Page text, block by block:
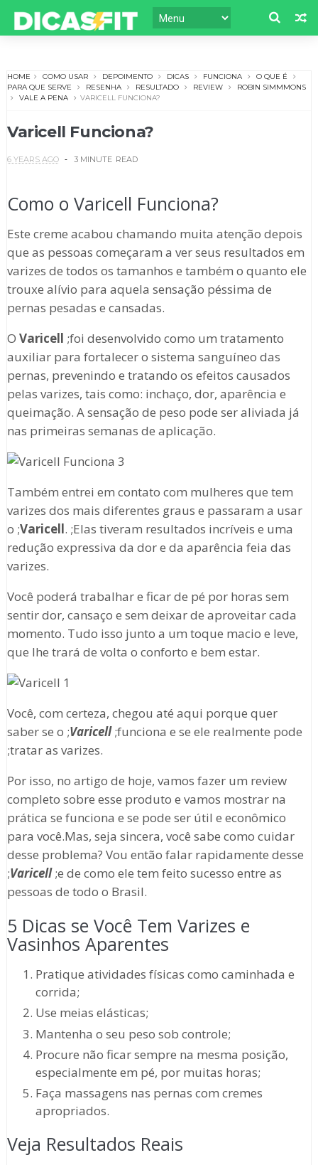
HOME COMO USAR DEPOIMENTO DICAS FUNCIONA
O QUE É
PARA QUE SERVE
RESENHA RESULTADO REVIEW
ROBIN SIMMMONS
VALE A PENA
VARICELL FUNCIONA?
Varicell Funciona?
6 YEARS AGO 3 MINUTE READ
Como o Varicell Funciona?
Este creme acabou chamando muita atenção depois
que as pessoas começaram a ver seus resultados em
varizes de todos os tamanhos e também o quanto ele
trouxe alívio para aquela sensação péssima de
pernas pesadas e cansadas.
O Varicell ;foi desenvolvido como um tratamento
auxiliar para fortalecer o sistema sanguíneo das
pernas, prevenindo e tratando os efeitos causados
pelas varizes, tais como: inchaço, dor, aparência e
queimação. A sensação de peso pode ser aliviada já
nas primeiras semanas de aplicação.
Também entrei em contato com mulheres que tem
varizes dos mais diferentes graus e passaram a usar
o ;Varicell. ;Elas tiveram resultados incríveis e uma
redução expressiva da dor e da aparência feia das
varizes.
Você poderá trabalhar e ficar de pé por horas sem
sentir dor, cansaço e sem deixar de aproveitar cada
momento. Tudo isso junto a um toque macio e leve,
que lhe trará de volta o conforto e bem estar.
Você, com certeza, chegou até aqui porque quer
saber se o ;Varicell;funciona e se ele realmente pode
;tratar as varizes.
Por isso, no artigo de hoje, vamos fazer um review
completo sobre esse produto e vamos mostrar na
prática se funciona e se pode ser útil e econômico
para você.Mas, seja sincera, você sabe como cuidar
desse problema? Vou então falar rapidamente desse
;Varicell;e de como ele tem feito sucesso entre as
pessoas de todo o Brasil.
5 Dicas se Você Tem Varizes e
Vasinhos Aparentes
Pratique atividades físicas como caminhada e
corrida;
Use meias elásticas;
Mantenha o seu peso sob controle;
Procure não ficar sempre na mesma posição,
especialmente em pé, por muitas horas;
Faça massagens nas pernas com cremes
apropriados.
Veja Resultados Reais